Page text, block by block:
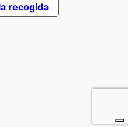
recogida